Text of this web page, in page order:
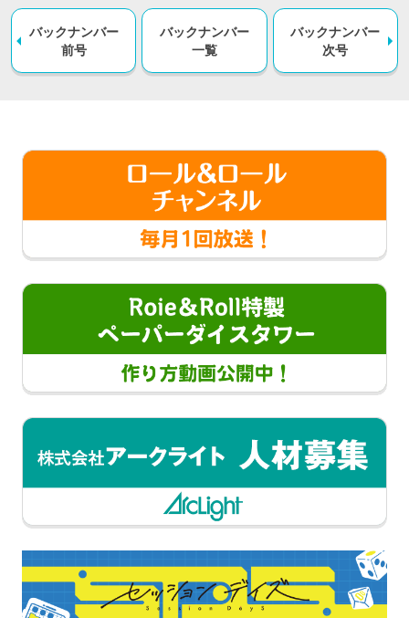
バックナンバー
前号
バックナンバー
一覧
バックナンバー
次号